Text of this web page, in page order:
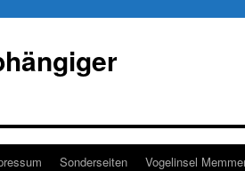
Sonderseiten Vogelinsel